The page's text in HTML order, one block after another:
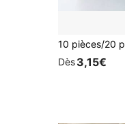
Dès3,15€